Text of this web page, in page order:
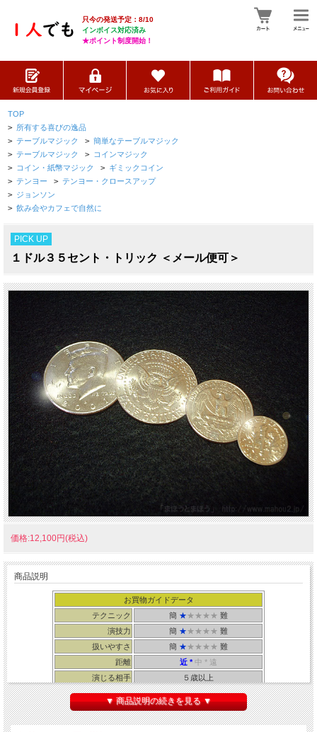
只今の発送予定：8/10
インボイス対応済み
★ポイント制度開始！
TOP
> 所有する喜びの逸品
> テーブルマジック > 簡単なテーブルマジック
> テーブルマジック > コインマジック
> コイン・紙幣マジック > ギミックコイン
> テンヨー > テンヨー・クロースアップ
> ジョンソン
> 飲み会やカフェで自然に
PICK UP
１ドル３５セント・トリック ＜メール便可＞
価格:12,100円(税込)
商品説明
お買物ガイドデータ
テクニック
簡 ★★★★★ 難
演技力
簡 ★★★★★ 難
扱いやすさ
簡 ★★★★★ 難
距離
近 *中 * 遠
演じる相手
５歳以上
所要時間
３０秒
・メーカー：Johnson ・解説書：Tenyo
▼ 商品説明の続きを見る ▼